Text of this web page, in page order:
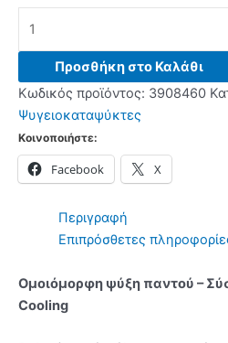
RB38C602DSA/EF
Ψυγειοκαταψύκτης
Inox
άτοκα)
Προσθήκη στο Καλάθι
Κωδικός προϊόντος: 3908460
Ψυγειοκαταψύκτες
Κοινοποιήστε:
Facebook X
Περιγραφή
Επιπρόσθετες
Ομοιόμορφη ψύξη παντού –
Cooling